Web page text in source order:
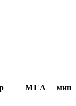
МГА мин